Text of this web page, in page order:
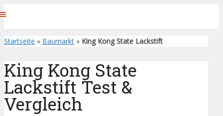
Startseite » Baumarkt » King Kong State Lackstift
King Kong State
Lackstift Test &
Vergleich